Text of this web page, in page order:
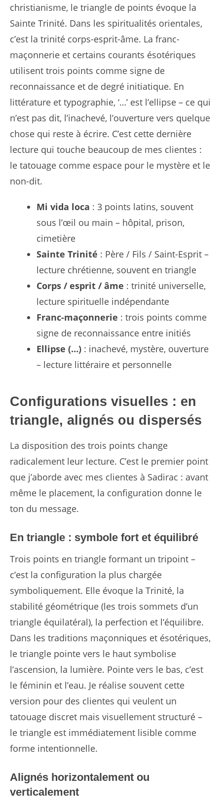
christianisme, le triangle de points évoque la
Sainte Trinité. Dans les spiritualités orientales,
c’est la trinité corps-esprit-âme. La franc-
maçonnerie et certains courants ésotériques
utilisent trois points comme signe de
reconnaissance et de degré initiatique. En
littérature et typographie, ‘…’ est l’ellipse – ce qui
n’est pas dit, l’inachevé, l’ouverture vers quelque
chose qui reste à écrire. C’est cette dernière
lecture qui touche beaucoup de mes clientes :
le tatouage comme espace pour le mystère et le
non-dit.
Mi vida loca : 3 points latins, souvent
sous l’œil ou main – hôpital, prison,
cimetière
Sainte Trinité : Père / Fils / Saint-Esprit –
lecture chrétienne, souvent en triangle
Corps / esprit / âme : trinité universelle,
lecture spirituelle indépendante
Franc-maçonnerie : trois points comme
signe de reconnaissance entre initiés
Ellipse (…) : inachevé, mystère, ouverture
– lecture littéraire et personnelle
Configurations visuelles : en
triangle, alignés ou dispersés
La disposition des trois points change
radicalement leur lecture. C’est le premier point
que j’aborde avec mes clientes à Sadirac : avant
même le placement, la configuration donne le
ton du message.
En triangle : symbole fort et équilibré
Trois points en triangle formant un tripoint –
c’est la configuration la plus chargée
symboliquement. Elle évoque la Trinité, la
stabilité géométrique (les trois sommets d’un
triangle équilatéral), la perfection et l’équilibre.
Dans les traditions maçonniques et ésotériques,
le triangle pointe vers le haut symbolise
l’ascension, la lumière. Pointe vers le bas, c’est
le féminin et l’eau. Je réalise souvent cette
version pour des clientes qui veulent un
tatouage discret mais visuellement structuré –
le triangle est immédiatement lisible comme
forme intentionnelle.
Alignés horizontalement ou
verticalement